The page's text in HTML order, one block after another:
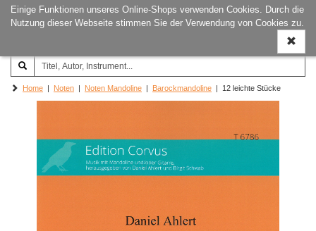
Einige Funktionen unseres Online-Shops verwenden Cookies. Durch die
Nutzung dieser Webseite stimmen Sie der Verwendung von Cookies zu.
ein-/
Joachim‐Trekel‐Musikverlag,
Hamburg
Home | Noten | Noten Mandoline | Barockmandoline | 12 leichte Stücke